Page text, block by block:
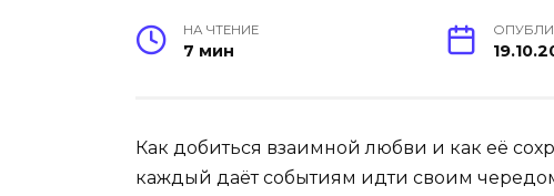
НА ЧТЕНИЕ
7 мин
Как добиться взаимной любви и как её
каждый даёт событиям идти своим